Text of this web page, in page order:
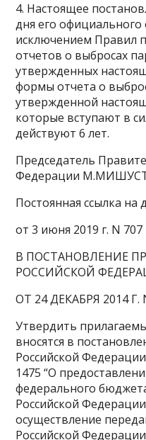
4. Настоящее
дня его официального
исключением Правил
отчетов о выбросах
утвержденных
формы отчета о
утвержденной
которые вступают в
действуют 6 лет.
Председатель
Федерации
Постоянная ссылка на
от 3 июня 2019 г. N 707
В ПОСТАНОВЛЕНИЕ
РОССИЙСКОЙ
ОТ 24 ДЕКАБРЯ 2014 Г.
Утвердить
вносятся в
Российской
1475 “О
федерального
Российской
осуществление
Российской